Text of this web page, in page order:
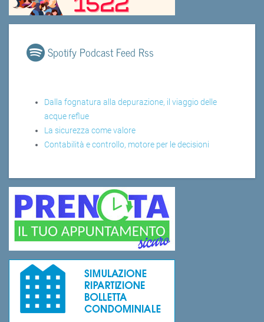
Spotify Podcast Feed Rss
Dalla fognatura alla depurazione, il viaggio delle
acque reflue
La sicurezza come valore
Contabilità e controllo, motore per le decisioni